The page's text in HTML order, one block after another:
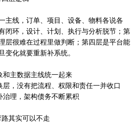
主线，订单、项目、设备、物料各说各
闭环，设计、计划、执行与分析脱节；第
层很难在过程里做判断；第四层是平台能
变化就要重新补系统。
和主数据主线统一起来
，没有把流程、权限和责任一并收口
理，架构债务不断累积
其实可以不走